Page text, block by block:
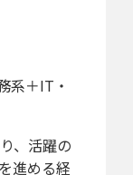
系＋IT・
、活躍の
進める経